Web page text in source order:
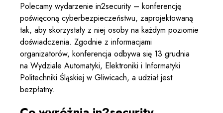
Polecamy wydarzenie in2security – konferencję
poświęconą cyberbezpieczeństwu, zaprojektowaną
tak, aby skorzystały z niej osoby na każdym poziomie
doświadczenia. Zgodnie z informacjami
organizatorów, konferencja odbywa się 13 grudnia
na Wydziale Automatyki, Elektroniki i Informatyki
Politechniki Śląskiej w Gliwicach, a udział jest
bezpłatny.